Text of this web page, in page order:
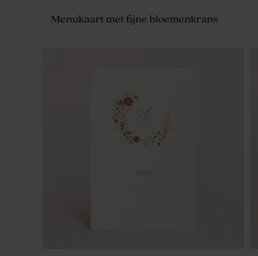
Klassiek tafelkaartje met vintage roze
Menukaart met fijne bloemenkrans